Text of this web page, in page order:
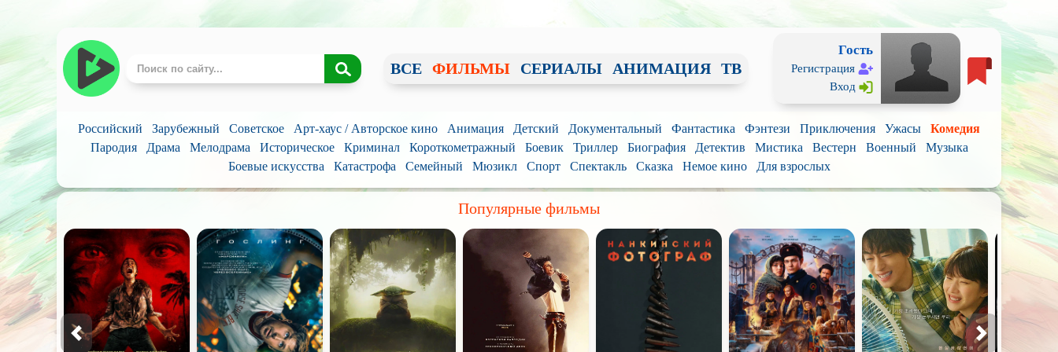
ВСЕ ФИЛЬМЫ СЕРИАЛЫ АНИМАЦИЯ ТВ
Гость
Регистрация
Вход
Российский Зарубежный Советское Арт-хаус / Авторское кино Анимация Детский Документальный Фантастика Фэнтези Приключения Ужасы
Комедия
Пародия
Драма Мелодрама Историческое Криминал Короткометражный Боевик Триллер Биография Детектив Мистика Вестерн Военный
Музыка
Боевые искусства
Катастрофа Семейный Мюзикл Спорт Спектакль Сказка Немое кино Для взрослых
Популярные фильмы